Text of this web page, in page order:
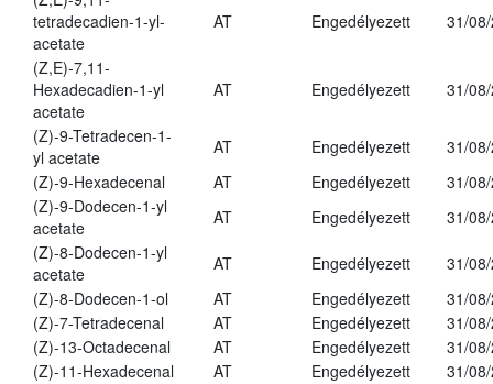
tetradecadien-1-yl-
acetate
AT Engedélyezett 31/
(Z,E)-7,11-
Hexadecadien-1-yl
acetate
AT Engedélyezett 31/
(Z)-9-Tetradecen-1-
yl acetate
AT Engedélyezett
31/
(Z)-9-Hexadecenal
AT Engedélyezett
31/
(Z)-9-Dodecen-1-yl
acetate
AT Engedélyezett
31/
(Z)-8-Dodecen-1-yl
acetate
AT Engedélyezett
31/
(Z)-8-Dodecen-1-ol
AT Engedélyezett
31/
(Z)-7-Tetradecenal
AT Engedélyezett
31/
(Z)-13-Octadecenal
AT Engedélyezett
31/
(Z)-11-Hexadecenal
AT Engedélyezett
31/